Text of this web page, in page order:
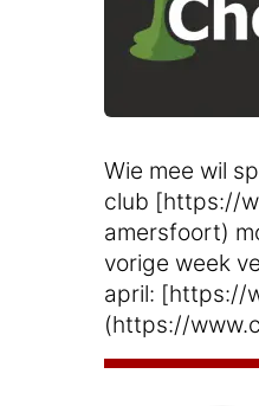
Wie mee wil
club [https://
amersfoort)
vorige week
april: [https://
(https://